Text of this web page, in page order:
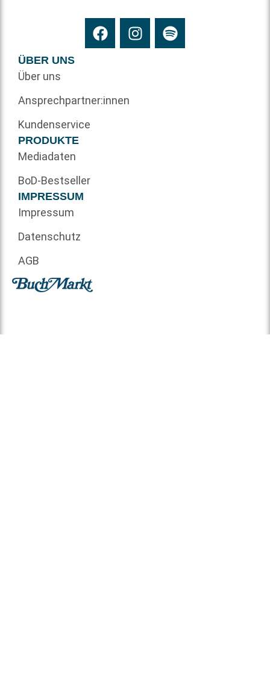
ÜBER UNS
Über uns
Ansprechpartner:innen
Kundenservice
PRODUKTE
Mediadaten
BoD-Bestseller
IMPRESSUM
Impressum
Datenschutz
AGB